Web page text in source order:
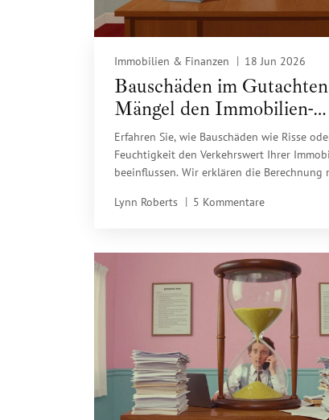
Immobilien & Finanzen 18 Jun 2026
Bauschäden im
Mängel den Immobilien-
Verkehrswert beeinflussen
Erfahren Sie, wie Bauschäden wie Risse
Feuchtigkeit den Verkehrswert Ihrer
beeinflussen. Wir erklären die Berechnung
Sie einen Spezialisten brauchen.
Lynn Roberts 5 Kommentare